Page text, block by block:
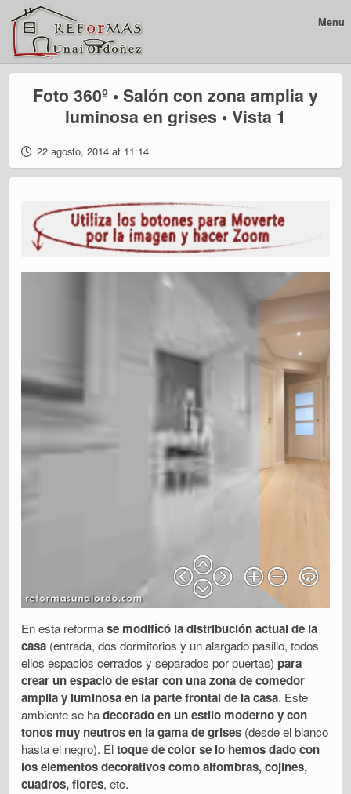
Menu
Foto 360º • Salón con zona amplia y
luminosa en grises • Vista 1
22 agosto, 2014 at 11:14
En esta reformase modificó la distribución actual de la
casa (entrada, dos dormitorios y un alargado pasillo, todos
ellos espacios cerrados y separados por puertas) para
crear un espacio de estar con una zona de comedor
amplia y luminosa en la parte frontal de la casa. Este
ambiente se hadecorado en un estilo moderno y con
tonos muy neutros en la gama de grises (desde el blanco
hasta el negro). Eltoque de color se lo hemos dado con
los elementos decorativos como alfombras, cojines,
cuadros, flores, etc.